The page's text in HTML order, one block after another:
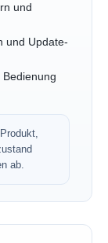
und
und Update-
ab.